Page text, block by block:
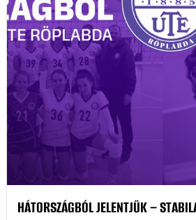
HÁTORSZÁGBÓL JELENTJÜK –